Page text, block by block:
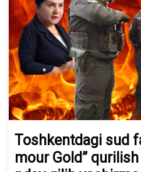
Toshkentdagi sud
mour Gold”